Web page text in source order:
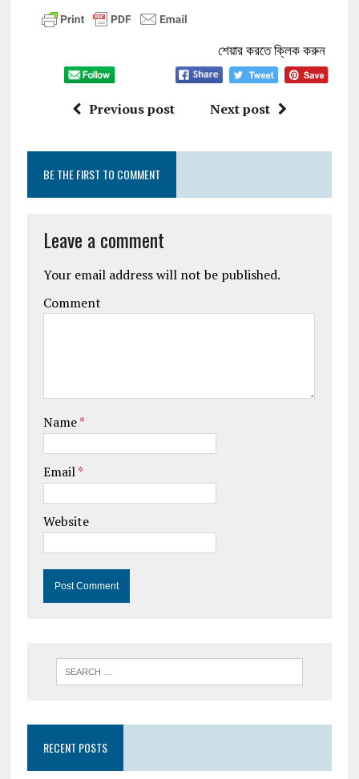
শেয়ার করতে ক্লিক করুন
Previous post Next post
BE THE FIRST TO COMMENT
Leave a comment
Your email address will not be published.
Comment
Name*
Email*
Website
RECENT POSTS